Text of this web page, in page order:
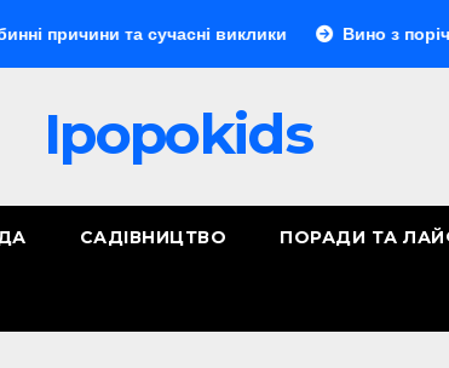
та сучасні виклики Вино з порічок:
Ipopokids
САДІВНИЦТВО ПОРАДИ ТА